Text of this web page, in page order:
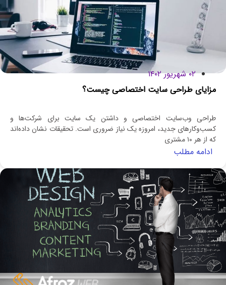
۰۲ شهریور ۱۴۰۲
مزایای طراحی سایت اختصاصی چیست؟
طراحی وب‌سایت اختصاصی و داشتن یک سایت برای شرکت‌ها و
کسب‌وکارهای جدید، امروزه یک نیاز ضروری است. تحقیقات نشان داده‌اند
که از هر ۱۰ مشتری
ادامه مطلب